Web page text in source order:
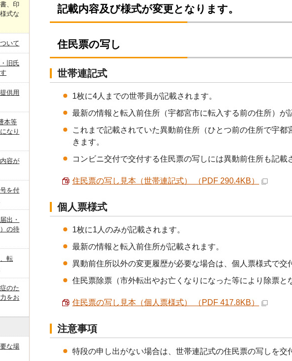
記載内容及び様式が変更となります。
住民票の写し
世帯連記式
1枚に4人までの世帯員が記載されます。
最新の情報と転入前住所（宇都宮市に転入する前の住所）が
これまで記載されていた異動前住所（ひとつ前の住所で宇
きます。
コンビニ交付で交付する住民票の写しには異動前住所も記載
住民票の写し見本（世帯連記式） （PDF 290.4KB）
個人票様式
1枚に1人のみが記載されます。
最新の情報と転入前住所が記載されます。
異動前住所以外の変更履歴が必要な場合は、個人票様式で交
住民票除票（市外転出やお亡くなりになった等により除票と
住民票の写し見本（個人票様式） （PDF 417.8KB）
注意事項
特段の申し出がない場合は、世帯連記式の住民票の写しを交
、印
式な
いて
旧氏
供用
本等
なり
容が
を付
出・
の待
転
のた
をお
な場